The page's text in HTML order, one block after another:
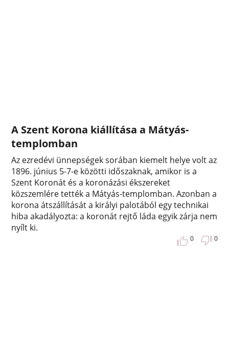
A Szent Korona kiállítása a Mátyás-
templomban
Az ezredévi ünnepségek sorában kiemelt helye volt az
1896. június 5-7-e közötti időszaknak, amikor is a
Szent Koronát és a koronázási ékszereket
közszemlére tették a Mátyás-templomban. Azonban a
korona átszállítását a királyi palotából egy technikai
hiba akadályozta: a koronát rejtő láda egyik zárja nem
nyílt ki.
0 0